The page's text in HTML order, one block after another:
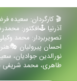
🎬 كارگردان: سعیده
آذرنیا 🕹️افكتور:
تصویربردار: محمد
احسان پیرولیان
نورالدین جوادیان،
طاهری، محمد شریفی